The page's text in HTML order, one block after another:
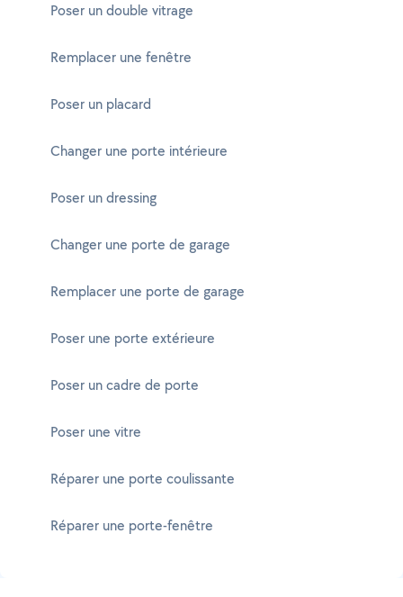
Poser un double vitrage
Remplacer une fenêtre
Poser un placard
Changer une porte intérieure
Poser un dressing
Changer une porte de garage
Remplacer une porte de garage
Poser une porte extérieure
Poser un cadre de porte
Poser une vitre
Réparer une porte coulissante
Réparer une porte-fenêtre